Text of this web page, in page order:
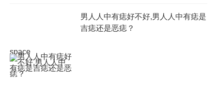
space
男人人中有痣好不好,男人人中有痣是
吉痣还是恶痣？